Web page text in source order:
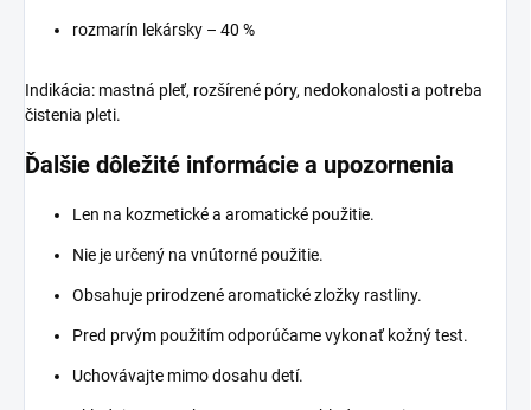
rozmarín lekársky – 40 %
Indikácia: mastná pleť, rozšírené póry, nedokonalosti a potreba
čistenia pleti.
Ďalšie dôležité informácie a upozornenia
Len na kozmetické a aromatické použitie.
Nie je určený na vnútorné použitie.
Obsahuje prirodzené aromatické zložky rastliny.
Pred prvým použitím odporúčame vykonať kožný test.
Uchovávajte mimo dosahu detí.